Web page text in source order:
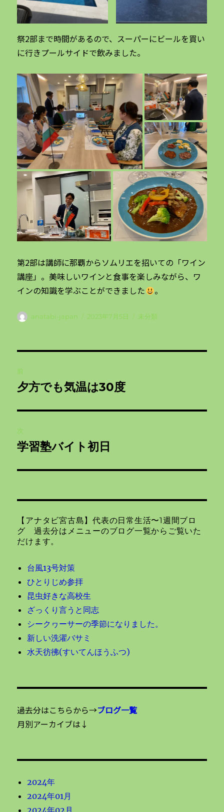
祭2部まで時間があるので、スーパーにビールを買い
に行きプールサイドで飲みました。
第2部は講師に那覇からソムリエを招いての「ワイン
講座」。美味しいワインと食事を楽しみながら、ワ
インの知識を学ぶことができました
。
投
anatabi-japan
投
2023年7月5日
カ
未分類
稿
ビ
ゲ
ー
ン
前
前
投
稿:
夕方でも気温は30度
次
次
投
学習塾バイト初日
【アナタビ宮古島】代表の日常生活〜1週間ブロ
グ 過去分はメニューのブログ一覧からご覧いた
だけます。
台風13号対策
ひとりじめ参拝
昆虫好きな高校生
ざっくり言うと同志
シークヮーサーの季節になりました。
新しい洗濯バサミ
水天彷彿(すいてんほうふつ)
過去分はこちらから→ブログ一覧
月別アーカイブは↓
2024年
2024年01月